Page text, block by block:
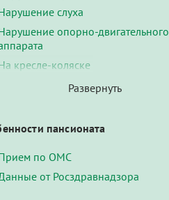
слуха
опорно-двигательного
кресле-коляске
пансионата
по ОМС
от Росздравнадзора